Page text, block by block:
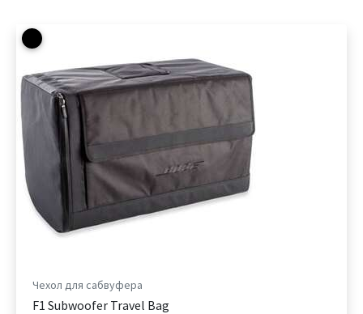
Чехол для сабвуфера
F1 Subwoofer Travel Bag